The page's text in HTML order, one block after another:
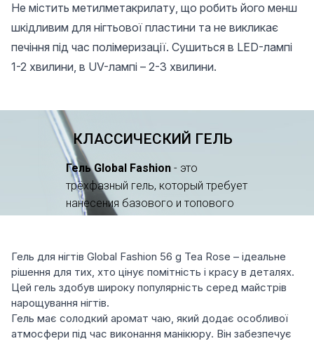
Не містить метилметакрилату, що робить його менш
шкідливим для нігтьової пластини та не викликає
печіння під час полімеризації. Сушиться в LED-лампі
1-2 хвилини, в UV-лампі – 2-3 хвилини.
Гель для нігтів Global Fashion 56 g Tea Rose – ідеальне
рішення для тих, хто цінує помітність і красу в деталях.
Цей гель здобув широку популярність серед майстрів
нарощування нігтів.
Гель має солодкий аромат чаю, який додає особливої
атмосфери під час виконання манікюру. Він забезпечує